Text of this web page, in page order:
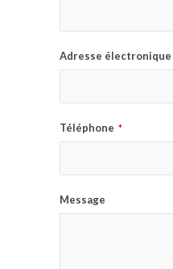
Adresse électronique
Téléphone *
Message